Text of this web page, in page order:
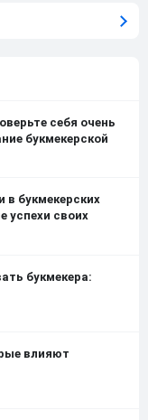
себя очень
букмекерской
в букмекерских
успехи своих
букмекера:
влияют